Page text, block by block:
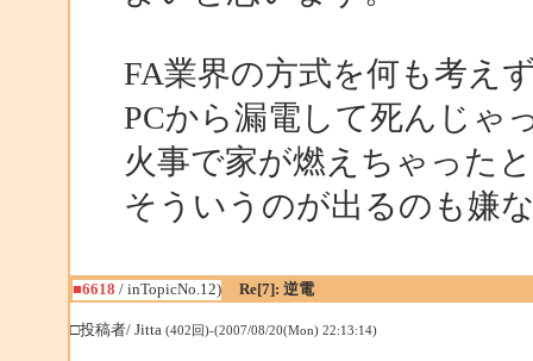
FA業界の方式を何も考え
PCから漏電して死んじゃ
火事で家が燃えちゃった
そういうのが出るのも嫌
■6618 / inTopicNo.12) Re[7]: 逆電
□投稿者/ Jitta (402回)-(2007/08/20(Mon) 22:13:14)